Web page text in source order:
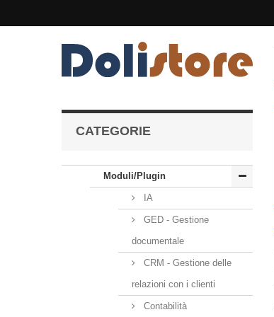
CATEGORIE
Moduli/Plugin
IA
GED - Gestione
documentale
CRM - Gestione delle
relazioni con i clienti
Contabilità